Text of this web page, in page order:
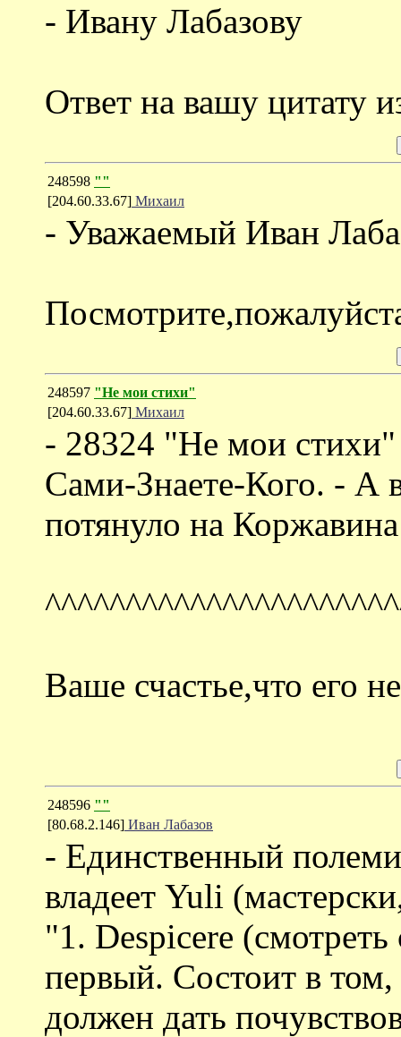
- Ивану Лабазову
Ответ на вашу цитату
248598 ""
[204.60.33.67] Михаил
- Уважаемый Иван
248597 "Не мои стихи"
[204.60.33.67] Михаил
- 28324 "Не мои
Сами-Знаете-Кого. - А
потянуло на Коржавина
Ваше счастье,что его
248596 ""
[80.68.2.146] Иван Лабазов
- Единственный
владеет Yuli
"1. Despicere
первый. Состоит в том,
должен дать